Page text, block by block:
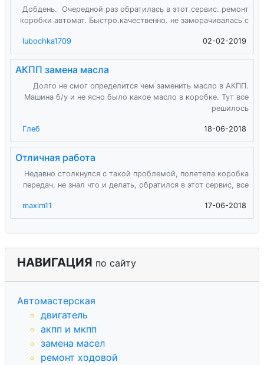
Добдень. Очередной раз обратилась в этот сервис. ремонт
коробки автомат. Быстро.качественно. не заморачивалась с
lubochka1709 02-02-2019
АКПП замена масла
Долго не смог определится чем заменить масло в АКПП.
Машина б/у и не ясно было какое масло в коробке. Тут все
решилось
Глеб 18-06-2018
Отличная работа
Недавно столкнулся с такой проблемой, полетела коробка
передач, не знал что и делать, обратился в этот сервис, все
maxim11 17-06-2018
НАВИГАЦИЯ по сайту
Автомастерская
двигатель
акпп и мкпп
замена масел
ремонт ходовой